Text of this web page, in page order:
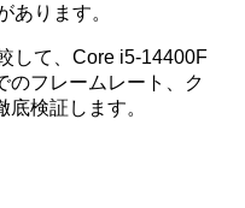
あります。
して、Core i5-14400F
のフレームレート、ク
検証します。